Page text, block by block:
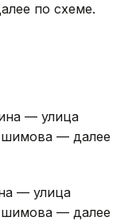
по схеме.
— улица
— далее
— улица
— далее